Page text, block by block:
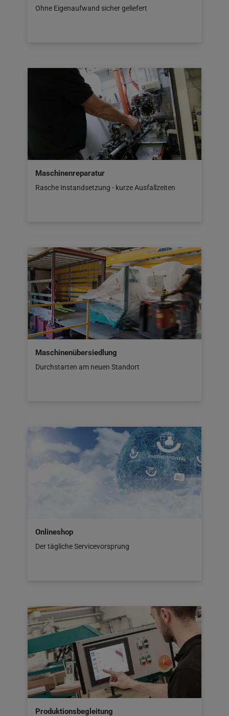
Ohne Eigenaufwand sicher geliefert
Maschinenreparatur
Rasche Instandsetzung - kurze Ausfallzeiten
Maschinenübersiedlung
Durchstarten am neuen Standort
Onlineshop
Der tägliche Servicevorsprung
Produktionsbegleitung